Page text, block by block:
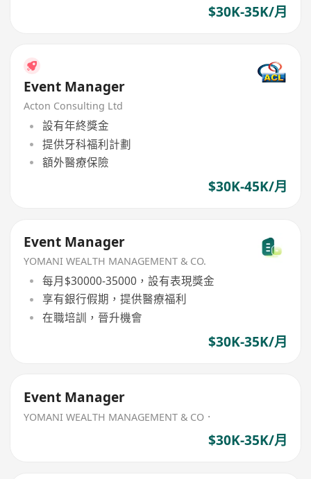
$30K-35K/月
Event Manager
Acton Consulting Ltd
設有年終獎金
提供牙科福利計劃
額外醫療保險
$30K-45K/月
Event Manager
YOMANI WEALTH MANAGEMENT & CO.
每月$30000-35000，設有表現獎金
享有銀行假期，提供醫療福利
在職培訓，晉升機會
$30K-35K/月
Event Manager
YOMANI WEALTH MANAGEMENT & CO．
$30K-35K/月